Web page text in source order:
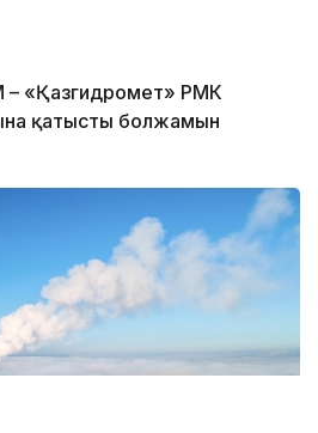
– «Қазгидромет» РМК
қатысты болжамын